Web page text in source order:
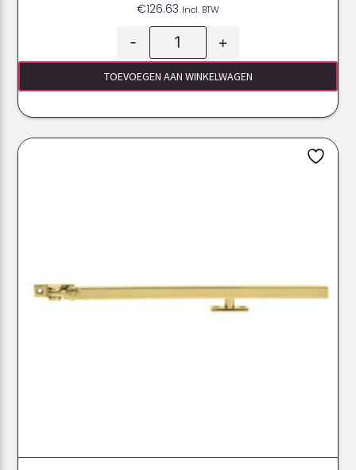
€126.63 Incl. BTW
- +
TOEVOEGEN AAN WINKELWAGEN